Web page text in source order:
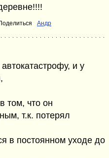
Андр
и у
том, что он
т.к. потерял
в постоянном уходе до